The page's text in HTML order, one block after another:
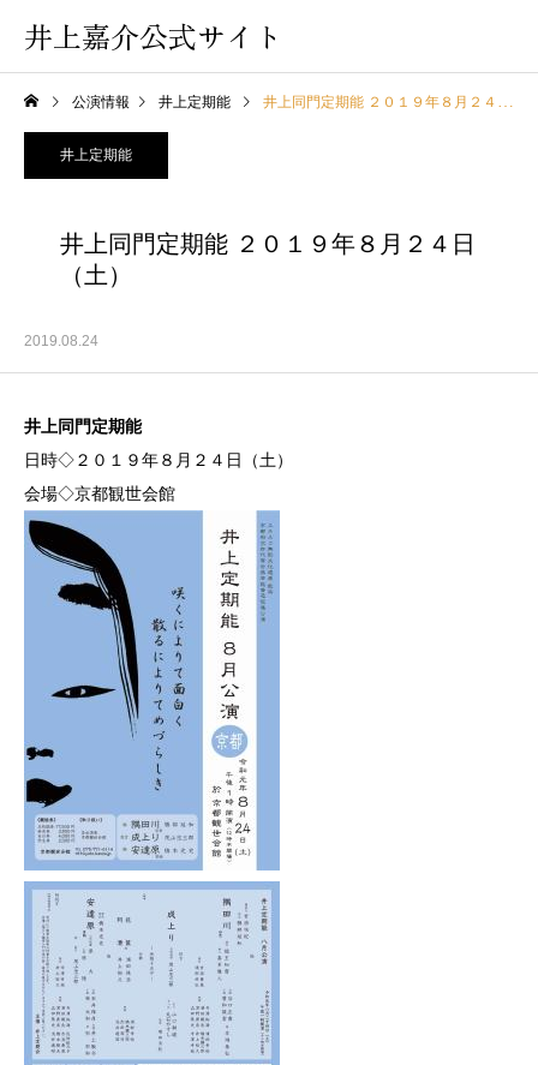
井上嘉介公式サイト
公演情報 井上定期能 井上同門定期能 ２０１９年８月２４日（土）
井上定期能
井上同門定期能 ２０１９年８月２４日
（土）
2019.08.24
井上同門定期能
日時◇２０１９年８月２４日（土）
会場◇京都観世会館